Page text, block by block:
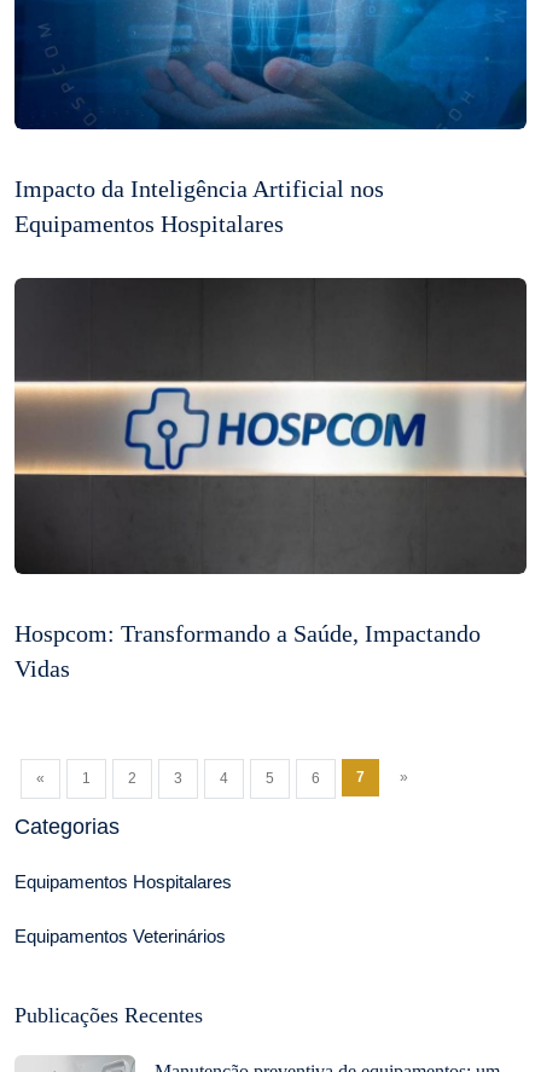
Impacto da Inteligência Artificial nos
Equipamentos Hospitalares
Hospcom: Transformando a Saúde, Impactando
Vidas
« 1 2 3 4 5 6 7 »
Categorias
Equipamentos Hospitalares
Equipamentos Veterinários
Publicações Recentes